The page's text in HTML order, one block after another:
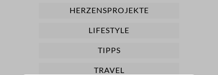
HERZENSPROJEKTE
LIFESTYLE
TIPPS
TRAVEL